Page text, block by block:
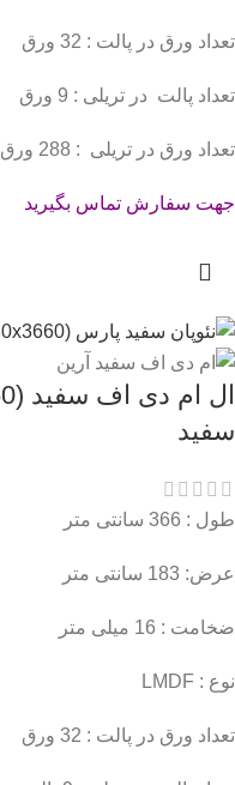
تعداد ورق در پالت : 32 ورق
تعداد پالت در تریلی : 9 ورق
تعداد ورق در تریلی : 288 ورق
جهت سفارش تماس بگیرید
سفید
طول : 366 سانتی متر
عرض: 183 سانتی متر
ضخامت : 16 میلی متر
نوع : LMDF
تعداد ورق در پالت : 32 ورق